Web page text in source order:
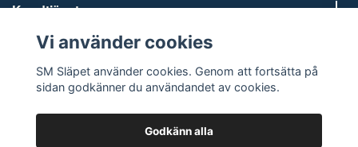
Kundtjänst
Sociala medier
Vi använder cookies
SM Släpet använder cookies. Genom att fortsätta på
sidan godkänner du användandet av cookies.
Godkänn alla